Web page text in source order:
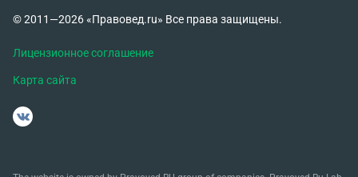
© 2011—2026 «Правовед.ru» Все права защищены.
Лицензионное соглашение
Карта сайта